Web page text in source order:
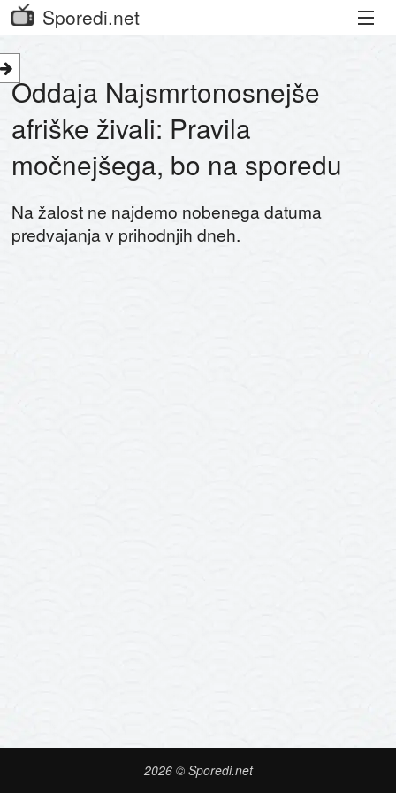
Sporedi.net
Priporočamo
Priljubljeni kanali
Iskalnik
Kibora
Oddaja Najsmrtonosnejše
afriške živali: Pravila
močnejšega, bo na sporedu
Na žalost ne najdemo nobenega datuma
predvajanja v prihodnjih dneh.
2026 © Sporedi.net